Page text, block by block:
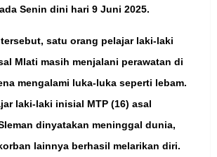
Senin dini hari 9 Juni 2025.
satu orang pelajar laki-laki
Mlati masih menjalani perawatan di
mengalami luka-luka seperti lebam.
laki-laki inisial MTP (16) asal
dinyatakan meninggal dunia,
lainnya berhasil melarikan diri.